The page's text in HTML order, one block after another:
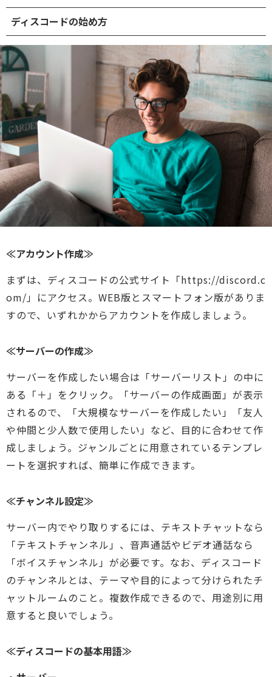
ディスコードの始め方
≪アカウント作成≫
まずは、ディスコードの公式サイト「https://discord.c
om/」にアクセス。WEB版とスマートフォン版がありま
すので、いずれかからアカウントを作成しましょう。
≪サーバーの作成≫
サーバーを作成したい場合は「サーバーリスト」の中に
ある「＋」をクリック。「サーバーの作成画面」が表示
されるので、「大規模なサーバーを作成したい」「友人
や仲間と少人数で使用したい」など、目的に合わせて作
成しましょう。ジャンルごとに用意されているテンプレ
ートを選択すれば、簡単に作成できます。
≪チャンネル設定≫
サーバー内でやり取りするには、テキストチャットなら
「テキストチャンネル」、音声通話やビデオ通話なら
「ボイスチャンネル」が必要です。なお、ディスコード
のチャンネルとは、テーマや目的によって分けられたチ
ャットルームのこと。複数作成できるので、用途別に用
意すると良いでしょう。
≪ディスコードの基本用語≫